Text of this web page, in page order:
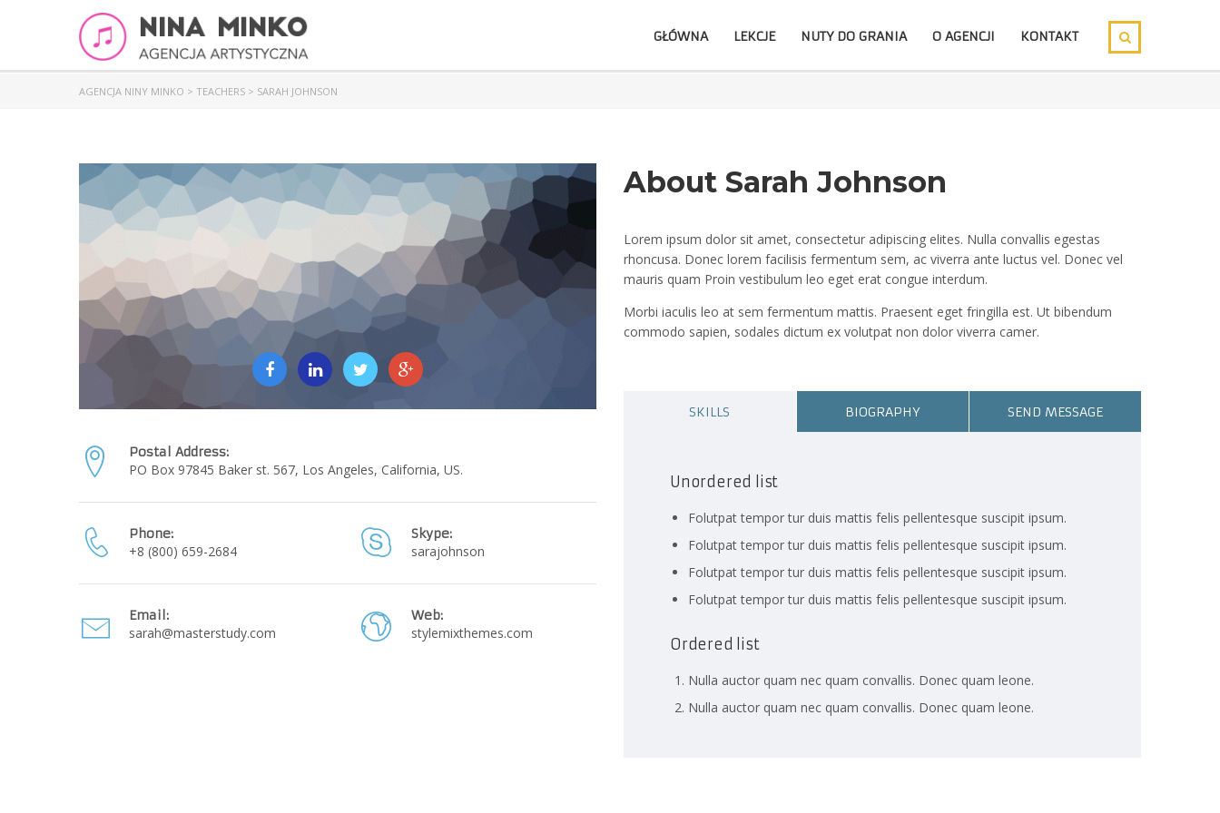
GŁÓWNA LEKCJE NUTY DO GRANIA O AGENCJI KONTAKT
AGENCJA NINY MINKO > TEACHERS > SARAH JOHNSON
Postal Address:
PO Box 97845 Baker st. 567, Los Angeles, California, US.
Phone:
+8 (800) 659-2684
Skype:
sarajohnson
Email:
sarah@masterstudy.com
Web:
stylemixthemes.com
About Sarah Johnson
Lorem ipsum dolor sit amet, consectetur adipiscing elites. Nulla convallis egestas
rhoncusa. Donec lorem facilisis fermentum sem, ac viverra ante luctus vel. Donec vel
mauris quam Proin vestibulum leo eget erat congue interdum.
Morbi iaculis leo at sem fermentum mattis. Praesent eget fringilla est. Ut bibendum
commodo sapien, sodales dictum ex volutpat non dolor viverra camer.
SKILLS BIOGRAPHY SEND MESSAGE
Unordered list
Folutpat tempor tur duis mattis felis pellentesque suscipit ipsum.
Folutpat tempor tur duis mattis felis pellentesque suscipit ipsum.
Folutpat tempor tur duis mattis felis pellentesque suscipit ipsum.
Folutpat tempor tur duis mattis felis pellentesque suscipit ipsum.
Ordered list
Nulla auctor quam nec quam convallis. Donec quam leone.
Nulla auctor quam nec quam convallis. Donec quam leone.